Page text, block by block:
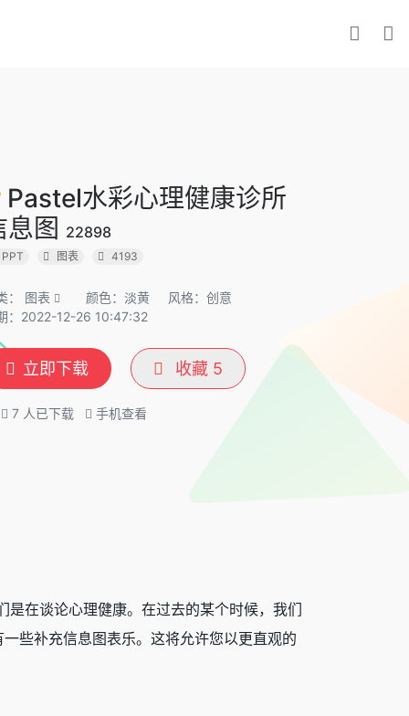
Pastel水彩心理健康诊所
息图 22898
PPT 图表 4193
： 图表 颜色：淡黄
风格：创意
：2022-12-26 10:47:32
立即下载 收藏 5
7 人已下载 手机查看
在谈论心理健康。在过去的某个时候，我们
些补充信息图表乐。这将允许您以更直观的